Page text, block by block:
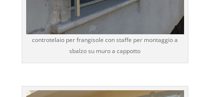
controtelaio per frangisole con staffe per montaggio a
sbalzo su muro a cappotto